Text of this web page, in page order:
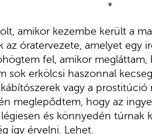
*
amikor kezembe került a
óratervezete, amelyet egy
fel, amikor
sok erkölcsi haszonnal
vagy a
meglepődtem, hogy az
és könnyedén túrnak
így érvelni. Lehet.